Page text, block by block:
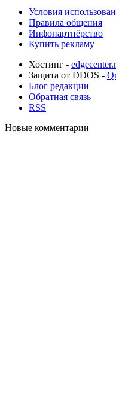
Условия
Правила общения
Инфопартнёрство
Купить рекламу
Хостинг -
Защита от DDOS -
Блог редакции
Обратная связь
RSS
Новые комментарии